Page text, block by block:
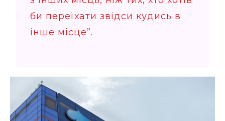
би переїхати звідси кудись в
інше місце”.